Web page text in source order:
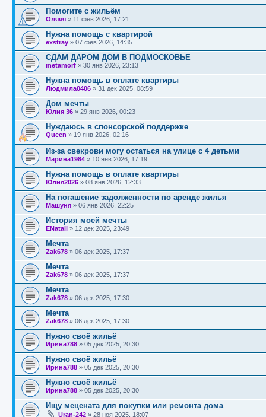
Помогите с жильём
Оляяя » 11 фев 2026, 17:21
Нужна помощь с квартирой
exstray » 07 фев 2026, 14:35
СДАМ ДАРОМ ДОМ В ПОДМОСКОВЬЕ
metamorf » 30 янв 2026, 23:13
Нужна помощь в оплате квартиры
Людмила0406 » 31 дек 2025, 08:59
Дом мечты
Юлия 36 » 29 янв 2026, 00:23
Нуждаюсь в спонсорской поддержке
Queen » 19 янв 2026, 02:16
Из-за свекрови могу остаться на улице с 4 детьми
Марина1984 » 10 янв 2026, 17:19
Нужна помощь в оплате квартиры
Юлия2026 » 08 янв 2026, 12:33
На погашение задолженности по аренде жилья
Машуня » 06 янв 2026, 22:25
История моей мечты
ENatali » 12 дек 2025, 23:49
Мечта
Zak678 » 06 дек 2025, 17:37
Мечта
Zak678 » 06 дек 2025, 17:37
Мечта
Zak678 » 06 дек 2025, 17:30
Мечта
Zak678 » 06 дек 2025, 17:30
Нужно своё жильё
Ирина788 » 05 дек 2025, 20:30
Нужно своё жильё
Ирина788 » 05 дек 2025, 20:30
Нужно своё жильё
Ирина788 » 05 дек 2025, 20:30
Ищу мецената для покупки или ремонта дома
Uran-242 » 28 ноя 2025, 18:07